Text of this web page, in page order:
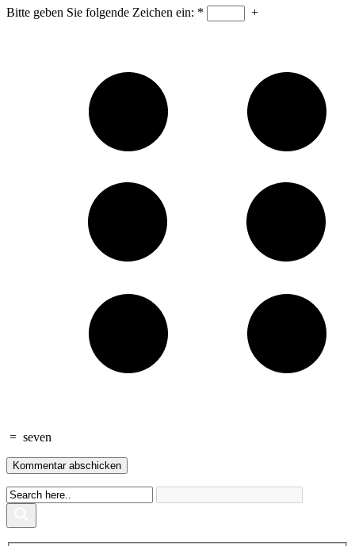
Bitte geben Sie folgende Zeichen ein: * +
= seven